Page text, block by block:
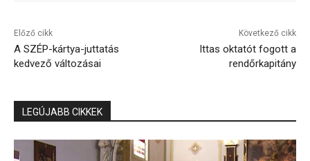
Előző cikk
A SZÉP-kártya-juttatás
kedvező változásai
Következő cikk
Ittas oktatót fogott a
rendőrkapitány
LEGÚJABB CIKKEK